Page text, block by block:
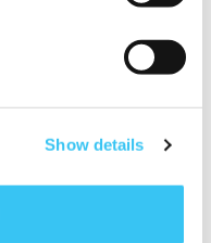
Show details